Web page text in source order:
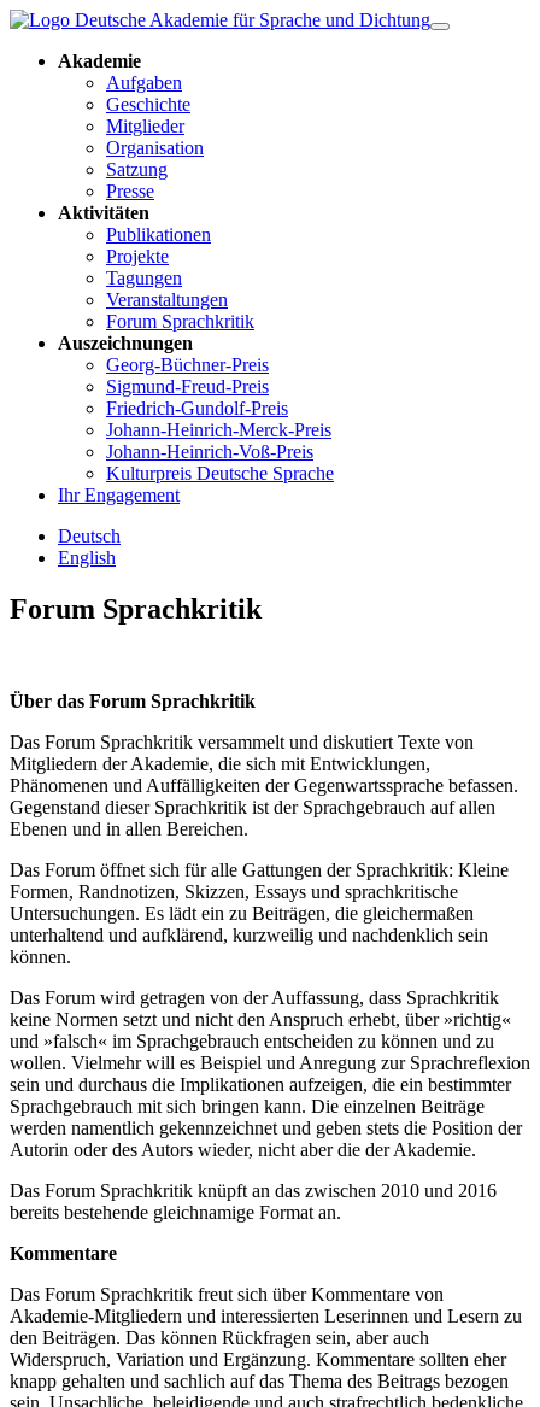
Akademie
Aufgaben
Geschichte
Mitglieder
Organisation
Satzung
Presse
Aktivitäten
Publikationen
Projekte
Tagungen
Veranstaltungen
Forum Sprachkritik
Auszeichnungen
Georg-Büchner-Preis
Sigmund-Freud-Preis
Friedrich-Gundolf-Preis
Johann-Heinrich-Merck-Preis
Johann-Heinrich-Voß-Preis
Kulturpreis Deutsche Sprache
Ihr Engagement
Deutsch
English
Forum Sprachkritik
Über das Forum Sprachkritik
Das Forum Sprachkritik versammelt und diskutiert Texte von
Mitgliedern der Akademie, die sich mit Entwicklungen,
Phänomenen und Auffälligkeiten der Gegenwartssprache befassen.
Gegenstand dieser Sprachkritik ist der Sprachgebrauch auf allen
Ebenen und in allen Bereichen.
Das Forum öffnet sich für alle Gattungen der Sprachkritik: Kleine
Formen, Randnotizen, Skizzen, Essays und sprachkritische
Untersuchungen. Es lädt ein zu Beiträgen, die gleichermaßen
unterhaltend und aufklärend, kurzweilig und nachdenklich sein
können.
Das Forum wird getragen von der Auffassung, dass Sprachkritik
keine Normen setzt und nicht den Anspruch erhebt, über »richtig«
und »falsch« im Sprachgebrauch entscheiden zu können und zu
wollen. Vielmehr will es Beispiel und Anregung zur Sprachreflexion
sein und durchaus die Implikationen aufzeigen, die ein bestimmter
Sprachgebrauch mit sich bringen kann. Die einzelnen Beiträge
werden namentlich gekennzeichnet und geben stets die Position der
Autorin oder des Autors wieder, nicht aber die der Akademie.
Das Forum Sprachkritik knüpft an das zwischen 2010 und 2016
bereits bestehende gleichnamige Format an.
Kommentare
Das Forum Sprachkritik freut sich über Kommentare von
Akademie-Mitgliedern und interessierten Leserinnen und Lesern zu
den Beiträgen. Das können Rückfragen sein, aber auch
Widerspruch, Variation und Ergänzung. Kommentare sollten eher
knapp gehalten und sachlich auf das Thema des Beitrags bezogen
sein. Unsachliche, beleidigende und auch strafrechtlich bedenkliche